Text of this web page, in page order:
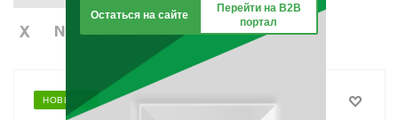
НОВИНКА
Остаться на сайте
Перейти на B2B
портал